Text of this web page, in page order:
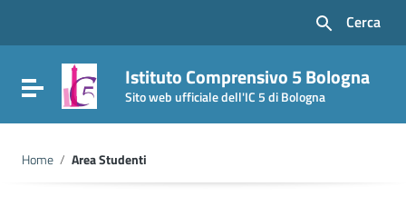
Vai al footer
Cerca
Attiva / disattiva la navigazione
Istituto Comprensivo 5 Bologna
Sito web ufficiale dell'IC 5 di Bologna
Home / Area Studenti